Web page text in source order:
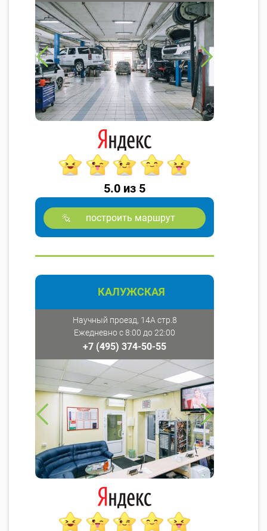
5.0 из 5
построить маршрут
КАЛУЖСКАЯ
Научный проезд, 14А стр.8
Ежедневно с 8:00 до 22:00
+7 (495) 374-50-55